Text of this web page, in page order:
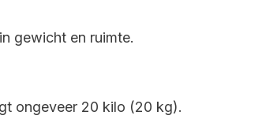
gewicht en ruimte.
ongeveer 20 kilo (20 kg).